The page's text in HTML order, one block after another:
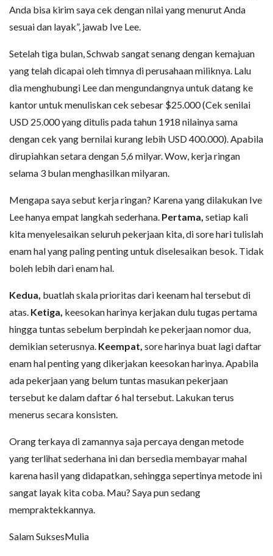
Anda bisa kirim saya cek dengan nilai yang menurut Anda
sesuai dan layak”, jawab Ive Lee.
Setelah tiga bulan, Schwab sangat senang dengan kemajuan
yang telah dicapai oleh timnya di perusahaan miliknya. Lalu
dia menghubungi Lee dan mengundangnya untuk datang ke
kantor untuk menuliskan cek sebesar $25.000 (Cek senilai
USD 25.000 yang ditulis pada tahun 1918 nilainya sama
dengan cek yang bernilai kurang lebih USD 400.000). Apabila
dirupiahkan setara dengan 5,6 milyar. Wow, kerja ringan
selama 3 bulan menghasilkan milyaran.
Mengapa saya sebut kerja ringan? Karena yang dilakukan Ive
Lee hanya empat langkah sederhana. Pertama, setiap kali
kita menyelesaikan seluruh pekerjaan kita, di sore hari tulislah
enam hal yang paling penting untuk diselesaikan besok. Tidak
boleh lebih dari enam hal.
Kedua, buatlah skala prioritas dari keenam hal tersebut di
atas. Ketiga, keesokan harinya kerjakan dulu tugas pertama
hingga tuntas sebelum berpindah ke pekerjaan nomor dua,
demikian seterusnya. Keempat, sore harinya buat lagi daftar
enam hal penting yang dikerjakan keesokan harinya. Apabila
ada pekerjaan yang belum tuntas masukan pekerjaan
tersebut ke dalam daftar 6 hal tersebut. Lakukan terus
menerus secara konsisten.
Orang terkaya di zamannya saja percaya dengan metode
yang terlihat sederhana ini dan bersedia membayar mahal
karena hasil yang didapatkan, sehingga sepertinya metode ini
sangat layak kita coba. Mau? Saya pun sedang
mempraktekkannya.
Salam SuksesMulia